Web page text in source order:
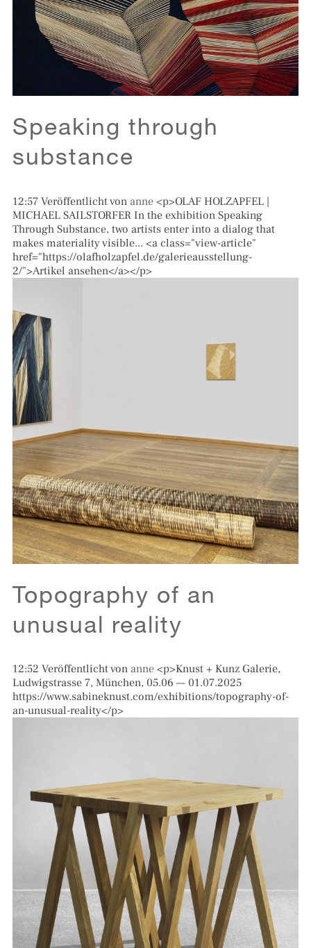
Speaking through
substance
12:57 Veröffentlicht von anne <p>OLAF HOLZAPFEL |
MICHAEL SAILSTORFER In the exhibition Speaking
Through Substance, two artists enter into a dialog that
makes materiality visible... <a class="view-article"
href="https://olafholzapfel.de/galerieausstellung-
2/">Artikel ansehen</a></p>
Topography of an
unusual reality
12:52 Veröffentlicht von anne <p>Knust + Kunz Galerie,
Ludwigstrasse 7, München, 05.06 — 01.07.2025
https://www.sabineknust.com/exhibitions/topography-of-
an-unusual-reality</p>